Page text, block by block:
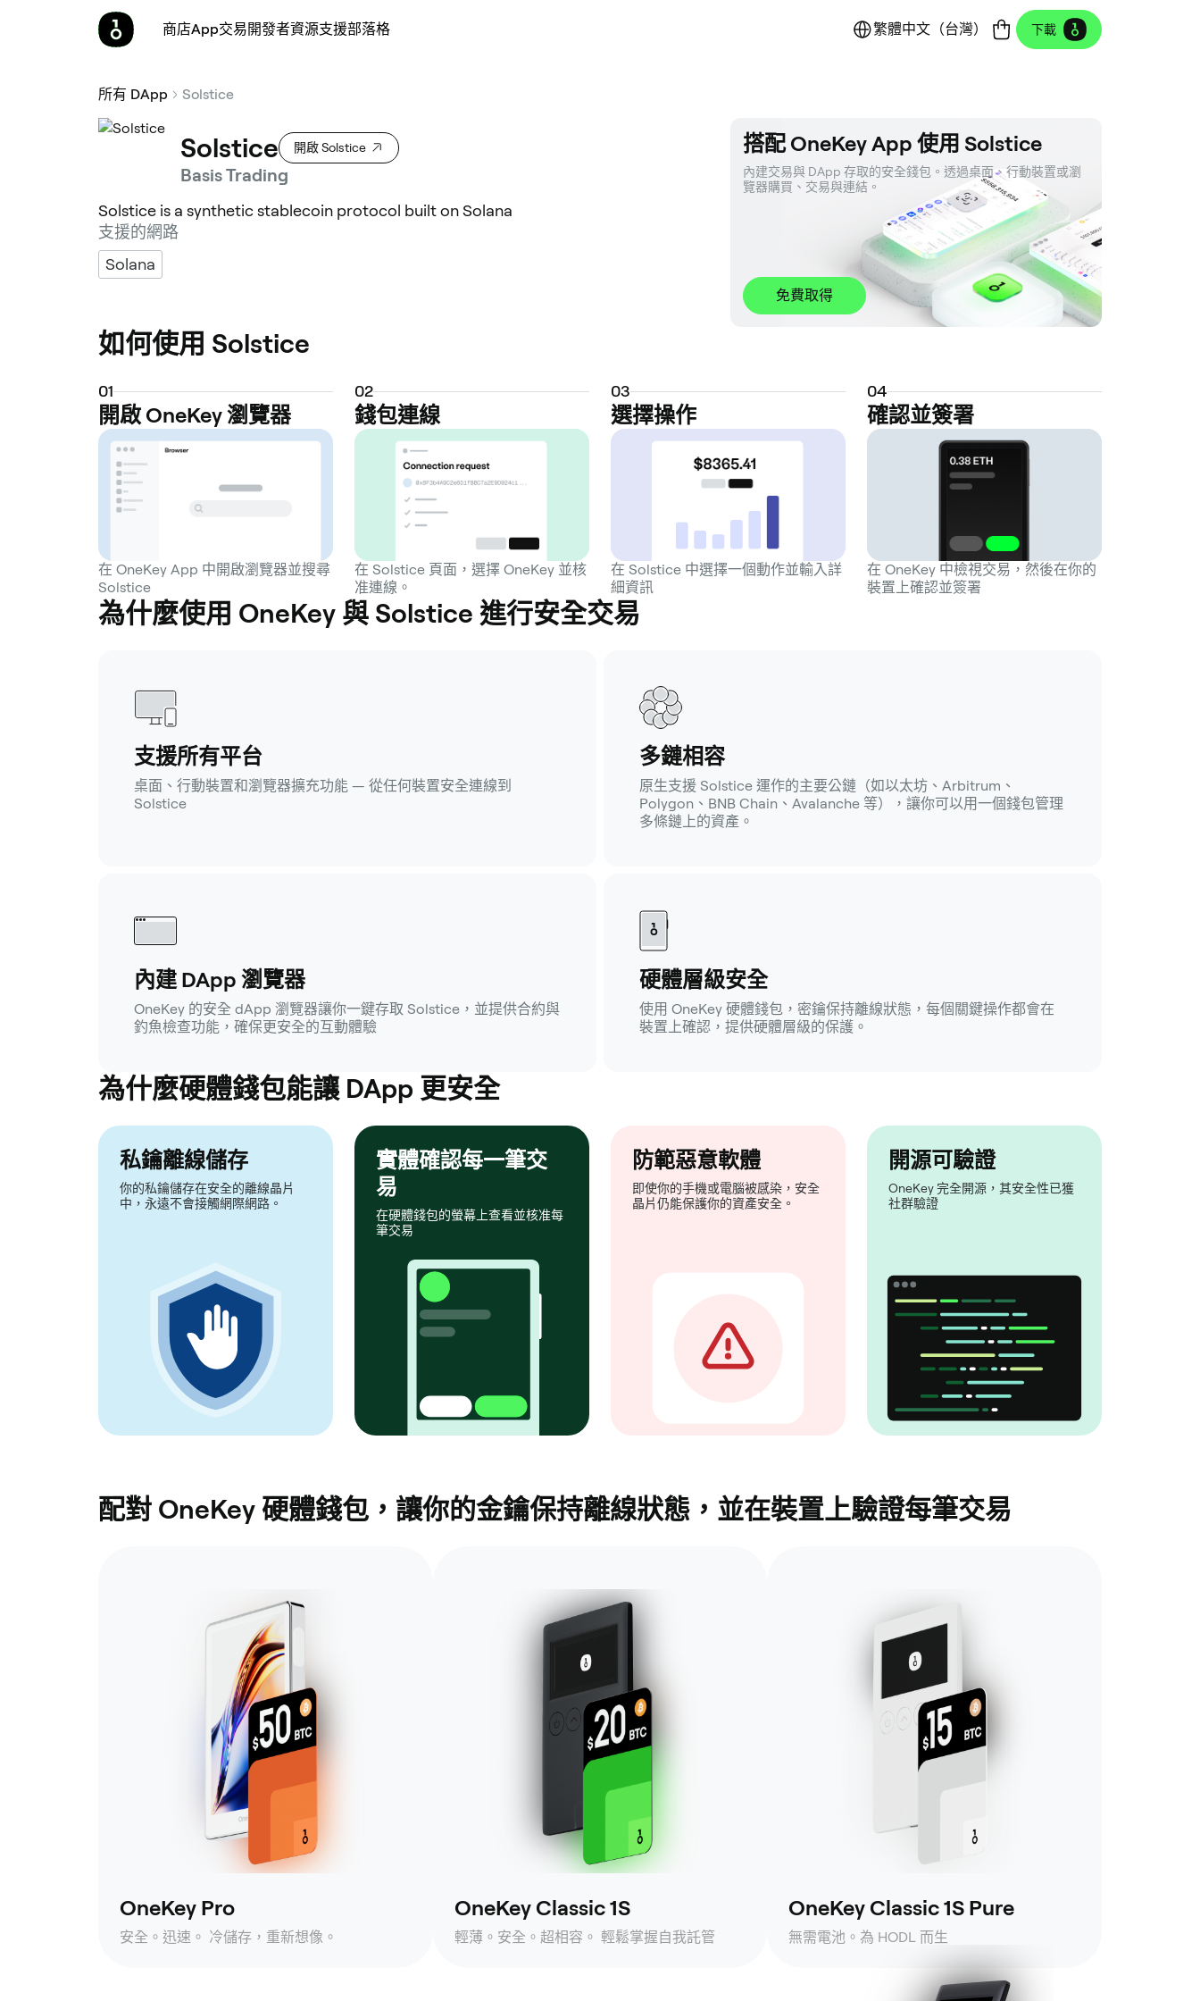
商店App交易開發者資源支援部落格 繁體中文（台灣） 下載
所有 DApp Solstice
Solstice 開啟 Solstice
Basis Trading
Solstice is a synthetic stablecoin protocol built on Solana
支援的網路
Solana
搭配 OneKey App 使用 Solstice
內建交易與 DApp 存取的安全錢包。透過桌面、行動裝置或瀏
覽器購買、交易與連結。
免費取得
如何使用 Solstice
01
開啟 OneKey 瀏覽器
在 OneKey App 中開啟瀏覽器並搜尋
Solstice
02
錢包連線
在 Solstice 頁面，選擇 OneKey 並核
准連線。
03
選擇操作
在 Solstice 中選擇一個動作並輸入詳
細資訊
04
確認並簽署
在 OneKey 中檢視交易，然後在你的
裝置上確認並簽署
為什麼使用 OneKey 與 Solstice 進行安全交易
支援所有平台
桌面、行動裝置和瀏覽器擴充功能 — 從任何裝置安全連線到
Solstice
多鏈相容
原生支援 Solstice 運作的主要公鏈（如以太坊、Arbitrum、
Polygon、BNB Chain、Avalanche 等），讓你可以用一個錢包管理
多條鏈上的資產。
內建 DApp 瀏覽器
OneKey 的安全 dApp 瀏覽器讓你一鍵存取 Solstice，並提供合約與
釣魚檢查功能，確保更安全的互動體驗
硬體層級安全
使用 OneKey 硬體錢包，密鑰保持離線狀態，每個關鍵操作都會在
裝置上確認，提供硬體層級的保護。
為什麼硬體錢包能讓 DApp 更安全
私鑰離線儲存
你的私鑰儲存在安全的離線晶片
中，永遠不會接觸網際網路。
實體確認每一筆交
易
在硬體錢包的螢幕上查看並核准每
筆交易
防範惡意軟體
即使你的手機或電腦被感染，安全
晶片仍能保護你的資產安全。
開源可驗證
OneKey 完全開源，其安全性已獲
社群驗證
配對 OneKey 硬體錢包，讓你的金鑰保持離線狀態，並在裝置上驗證每筆交易
OneKey Pro
安全。迅速。 冷儲存，重新想像。
OneKey Classic 1S
輕薄。安全。超相容。 輕鬆掌握自我託管
OneKey Classic 1S Pure
無需電池。為 HODL 而生